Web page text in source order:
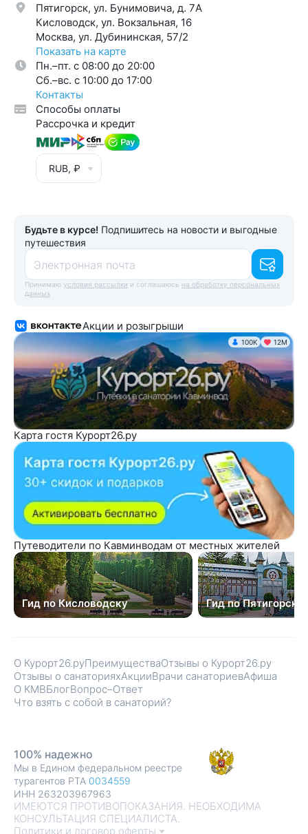
Пятигорск, ул. Бунимовича, д. 7A
Кисловодск, ул. Вокзальная, 16
Москва, ул. Дубининская, 57/2
Показать на карте
Пн.–пт. с 08:00 до 20:00
Cб.–вс. с 10:00 до 17:00
Контакты
Способы оплаты
Рассрочка и кредит
RUB, ₽
Будьте в курсе! Подпишитесь на новости и выгодные
путешествия
Электронная почта
Принимаю условия рассылки и соглашаюсь на обработку персональных
данных
Акции и розыгрыши
100K 12М
Карта гостя Курорт26.ру
Путеводители по Кавминводам от местных жителей
Гид по Кисловодску Гид по Пятигорску
О Курорт26.руПреимуществаОтзывы о Курорт26.ру
Отзывы о санаторияхАкцииВрачи санаториевАфиша
О КМВБлогВопрос–Ответ
Что взять с собой в санаторий?
ИМЕЮТСЯ ПРОТИВОПОКАЗАНИЯ. НЕОБХОДИМА
КОНСУЛЬТАЦИЯ СПЕЦИАЛИСТА.
Политики и договор оферты
100% надежно
Мы в Едином федеральном реестре
турагентов РТА 0034559
ИНН 263203967963